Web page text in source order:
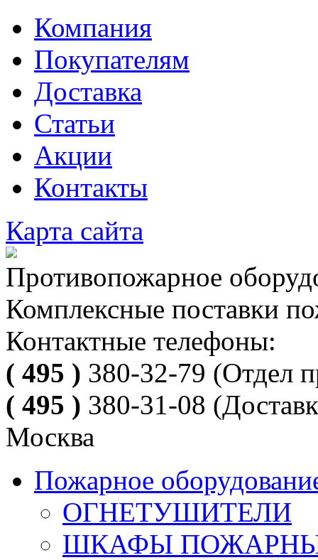
Компания
Покупателям
Доставка
Статьи
Акции
Контакты
Карта сайта
Противопожарное
Комплексные поставки
Контактные телефоны:
( 495 ) 380-32-79 (Отдел
( 495 ) 380-31-08
Москва
Пожарное
ОГНЕТУШИТЕЛИ
ШКАФЫ